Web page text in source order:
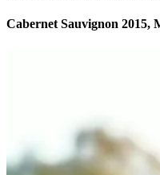
Cabernet Sauvignon 2015,